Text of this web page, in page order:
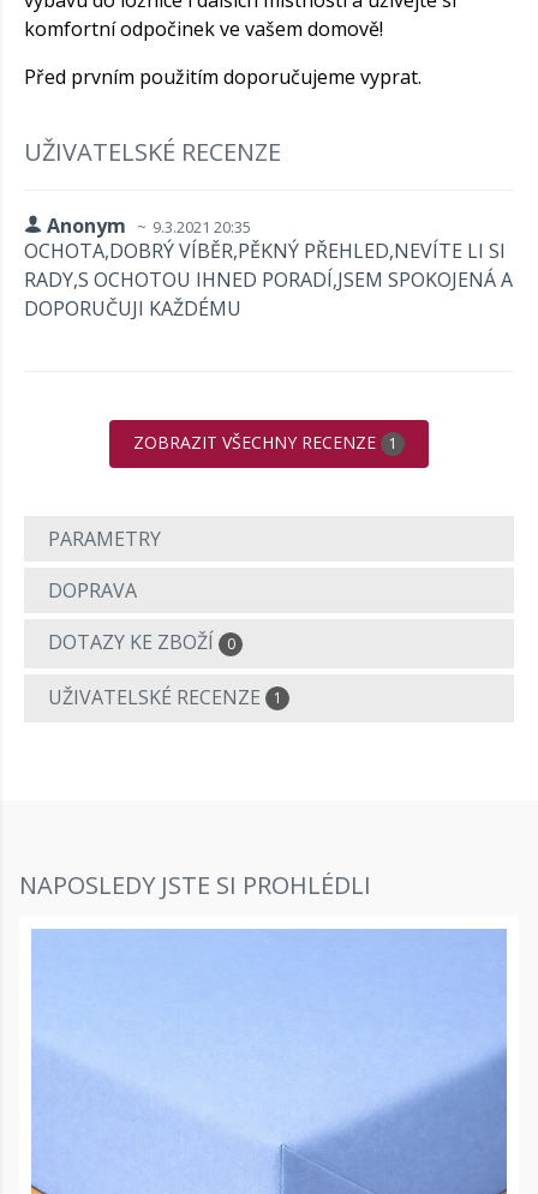
komfortní odpočinek ve vašem domově!
Před prvním použitím doporučujeme vyprat.
UŽIVATELSKÉ RECENZE
Anonym 9.3.2021 20:35
OCHOTA,DOBRÝ VÍBĚR,PĚKNÝ PŘEHLED,NEVÍTE LI SI
RADY,S OCHOTOU IHNED PORADÍ,JSEM SPOKOJENÁ A
DOPORUČUJI KAŽDÉMU
ZOBRAZIT VŠECHNY RECENZE 1
PARAMETRY
DOPRAVA
DOTAZY KE ZBOŽÍ
0
UŽIVATELSKÉ RECENZE 1
NAPOSLEDY JSTE SI PROHLÉDLI